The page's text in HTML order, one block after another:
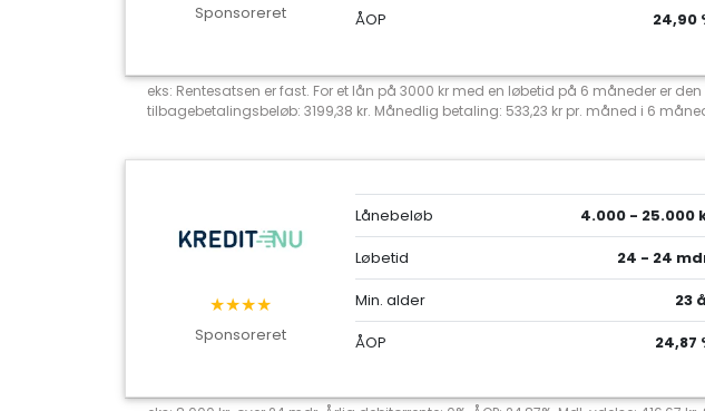
Sponsoreret
ÅOP
24,90
eks: Rentesatsen er fast. For et lån på 3000 kr med en løbetid på 6 måneder er
tilbagebetalingsbeløb: 3199,38 kr. Månedlig betaling: 533,23 kr pr. måned i 6
★★★★
Sponsoreret
Lånebeløb
4.000 - 25.000
Løbetid
24 - 24
Min. alder
23
ÅOP
24,87